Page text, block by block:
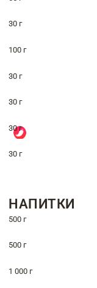
30 г
100 г
30 г
30 г
30 г
30 г
НАПИТКИ
500 г
500 г
1 000 г